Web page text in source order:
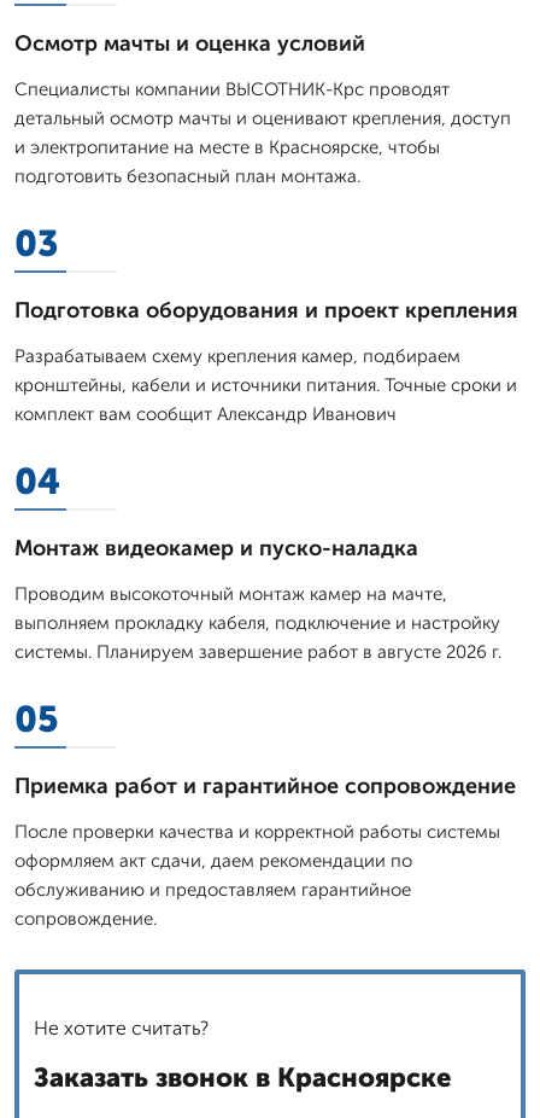
Осмотр мачты и оценка условий
Специалисты компании ВЫСОТНИК-Крс проводят
детальный осмотр мачты и оценивают крепления, доступ
и электропитание на месте в Красноярске, чтобы
подготовить безопасный план монтажа.
03
Подготовка оборудования и проект крепления
Разрабатываем схему крепления камер, подбираем
кронштейны, кабели и источники питания. Точные сроки и
комплект вам сообщит Александр Иванович
04
Монтаж видеокамер и пуско-наладка
Проводим высокоточный монтаж камер на мачте,
выполняем прокладку кабеля, подключение и настройку
системы. Планируем завершение работ в августе 2026 г.
05
Приемка работ и гарантийное сопровождение
После проверки качества и корректной работы системы
оформляем акт сдачи, даем рекомендации по
обслуживанию и предоставляем гарантийное
сопровождение.
Не хотите считать?
Заказать звонок в Красноярске